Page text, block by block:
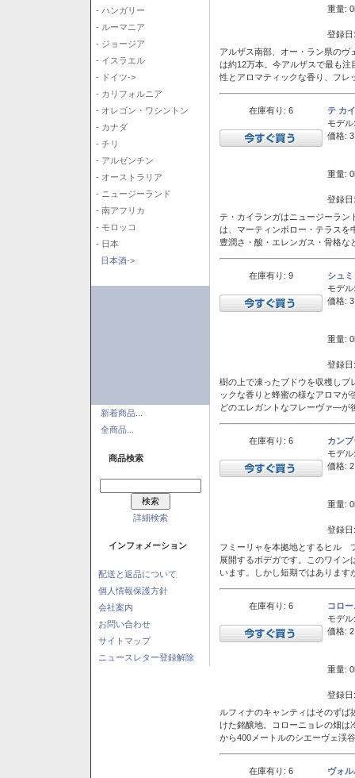
- ハンガリー
- ルーマニア
- ジョージア
- イスラエル
- ドイツ->
- カリフォルニア
- オレゴン・ワシントン
- カナダ
- チリ
- アルゼンチン
- オーストラリア
- ニュージーランド
- 南アフリカ
- モロッコ
- 日本
日本酒->
新着商品...
全商品...
商品検索
詳細検索
インフォメーション
配送と返品について
個人情報保護方針
会社案内
お問い合わせ
サイトマップ
ニュースレター登録解除
重量:
登録
アルザス南部、オー・ラン県の
は約12万本。今アルザスで最も
性とアロマティックな香り、フレ
在庫有り: 6
テ カ
モデル:
価格:
重量:
登録
テ・カイランガはニュージーラン
は、マーティンボロー・テラスを
豊潤さ・酸・エレンガス・骨格
在庫有り: 9
シュ
モデル:
価格:
重量:
登録
樹の上で凍ったブドウを収穫しプ
ックな香りと蜂蜜の様なアロマ
どのエレガントなフレーヴァ―が
在庫有り: 6
カン
モデル:
価格:
重量:
登録
フミーリャを本拠地とするヒル
展開するボデガです。このワイ
います。しかし短期ではありま
在庫有り: 6
コロ
モデル:
価格:
重量:
登録
ルフィナのキャンティはそのず
けた銘醸地。コローニョレの畑は
から400メートルのシエーヴェ渓
在庫有り: 6
ヴォ